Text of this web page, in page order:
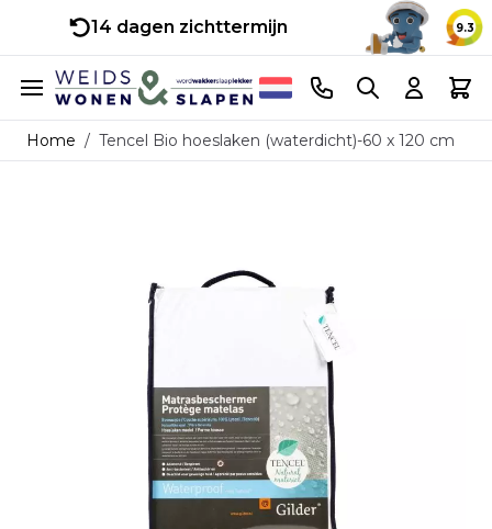
14 dagen zichttermijn 9.3
Ga naar de inhoud
Telefoonnummer
Search Cart
Home / Tencel Bio hoeslaken (waterdicht)-60 x 120 cm